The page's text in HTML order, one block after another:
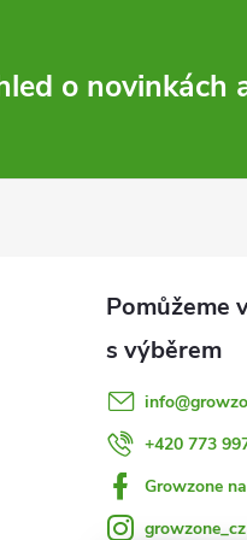
o novinkách
info@
+420 773
Growzone
growzone_cz